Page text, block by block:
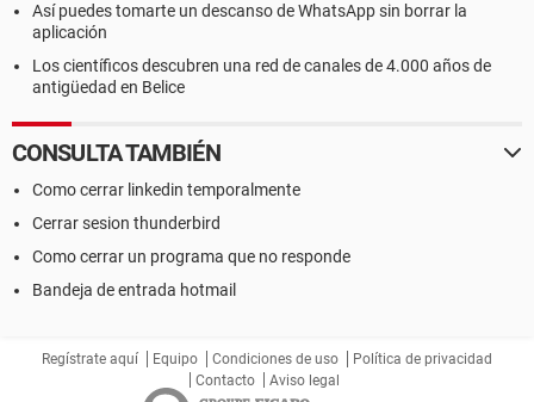
Así puedes tomarte un descanso de WhatsApp sin borrar la
aplicación
Los científicos descubren una red de canales de 4.000 años de
antigüedad en Belice
CONSULTA TAMBIÉN
Como cerrar linkedin temporalmente
Cerrar sesion thunderbird
Como cerrar un programa que no responde
Bandeja de entrada hotmail
Regístrate aquí Equipo Condiciones de uso
Política de privacidad
Contacto
Aviso legal